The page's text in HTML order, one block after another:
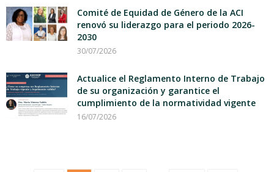
Comité de Equidad de Género de la ACI
renovó su liderazgo para el periodo 2026-
2030
30/07/2026
Actualice el Reglamento Interno de Trabajo
de su organización y garantice el
cumplimiento de la normatividad vigente
16/07/2026